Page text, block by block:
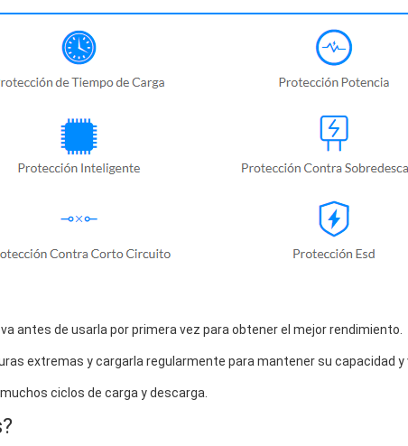
antes de usarla por primera vez para obtener el mejor rendimiento.
extremas y cargarla regularmente para mantener su capacidad y
ciclos de carga y descarga.